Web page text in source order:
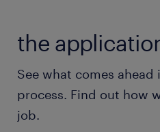
・外部ベンダーや関係者
経験
・品質保証の体系的知識
・金融/ブロックチェーン
the
See what comes
process. Find out how
job.